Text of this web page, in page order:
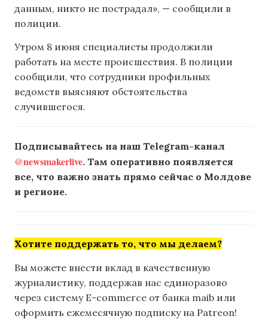
данным, никто не пострадал», — сообщили в
полиции.
Утром 8 июня специалисты продолжили
работать на месте происшествия. В полиции
сообщили, что сотрудники профильных
ведомств выясняют обстоятельства
случившегося.
Подписывайтесь на наш Telegram-канал
@newsmakerlive. Там оперативно появляется
все, что важно знать прямо сейчас о Молдове
и регионе.
Хотите поддержать то, что мы делаем?
Вы можете внести вклад в качественную
журналистику, поддержав нас единоразово
через систему E-commerce от банка maib или
оформить ежемесячную подписку на Patreon!